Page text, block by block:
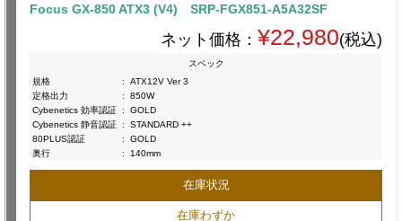
Focus GX-850 ATX3 (V4) SRP-FGX851-A5A32SF
ネット価格： ¥22,980(税込)
スペック
規格
:
ATX12V Ver 3
定格出力
:
850W
Cybenetics 効率認証 :
GOLD
Cybenetics 静音認証 :
STANDARD ++
80PLUS認証
:
GOLD
奥行
: 140mm
在庫状況
在庫わずか